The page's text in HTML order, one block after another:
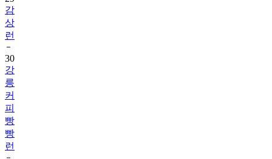
감
상
런
30
강
릉
커
피
빵
빵
런